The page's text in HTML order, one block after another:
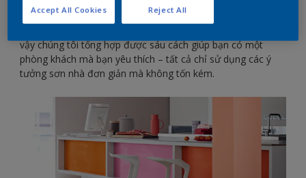
cho rằng phòng khách của họ là điều ưu tiên hàng đầu
vậy chúng tôi tổng hợp được sáu cách giúp bạn có một
phòng khách mà bạn yêu thích – tất cả chỉ sử dụng các ý
tưởng sơn nhà đơn giản mà không tốn kém.
Reject All
Accept All Cookies